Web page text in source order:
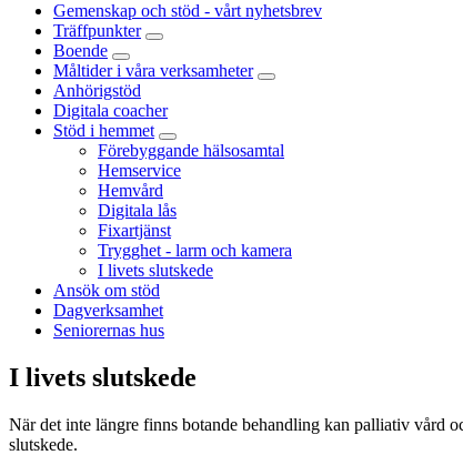
Gemenskap och stöd - vårt nyhetsbrev
Träffpunkter
Boende
Måltider i våra verksamheter
Anhörigstöd
Digitala coacher
Stöd i hemmet
Förebyggande hälsosamtal
Hemservice
Hemvård
Digitala lås
Fixartjänst
Trygghet - larm och kamera
I livets slutskede
Ansök om stöd
Dagverksamhet
Seniorernas hus
I livets slutskede
När det inte längre finns botande behandling kan palliativ vård
slutskede.